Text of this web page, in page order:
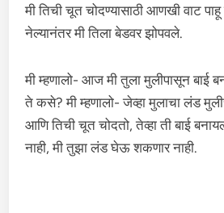
मी तिची चूत चोदण्यासाठी आणखी वाट
नेल्यानंतर मी तिला बेडवर झोपवले.
मी म्हणालो- आज मी तुला मुलीपासून बाई
ते कसे? मी म्हणालो- जेव्हा मुलाचा लंड
आणि तिची चूत चोदतो, तेव्हा ती बाई
नाही, मी तुझा लंड घेऊ शकणार नाही.